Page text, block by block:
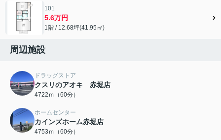
101
5.6万円
1階 / 12.68坪(41.95㎡)
周辺施設
ドラッグストア
クスリのアオキ 赤堀店
4722ｍ（60分）
ホームセンター
カインズホーム赤堀店
4753ｍ（60分）